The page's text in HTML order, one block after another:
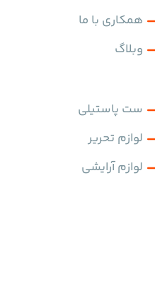
همکاری با ما
وبلاگ
ست پاستیلی
لوازم تحریر
لوازم آرایشی